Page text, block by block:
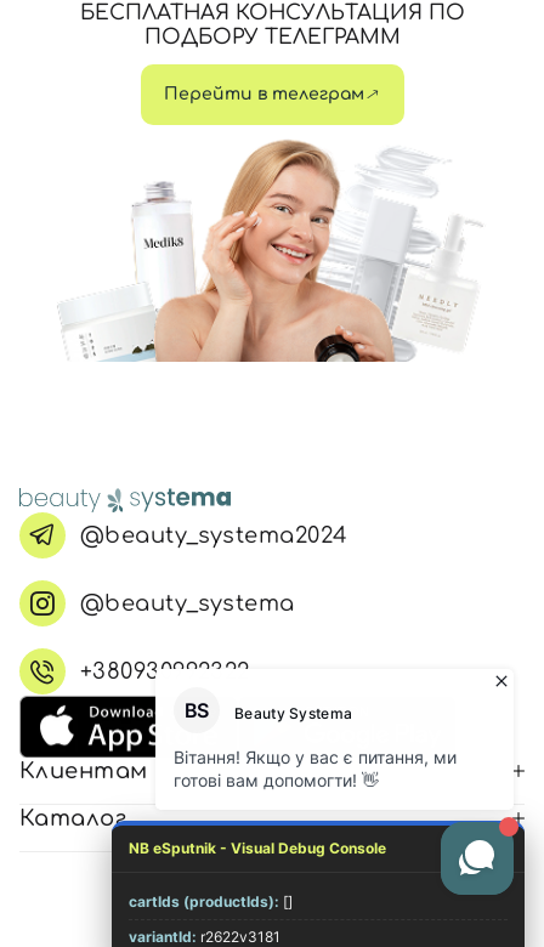
БЕСПЛАТНАЯ КОНСУЛЬТАЦИЯ ПО
ПОДБОРУ ТЕЛЕГРАММ
Перейти в телеграм
@beauty_systema2024
@beauty_systema
+380930992322
Клиентам
Каталог
© 2026 Все права защищены
NB eSputnik - Visual Debug Console
cartIds (productIds): []
variantId: r2622v3181